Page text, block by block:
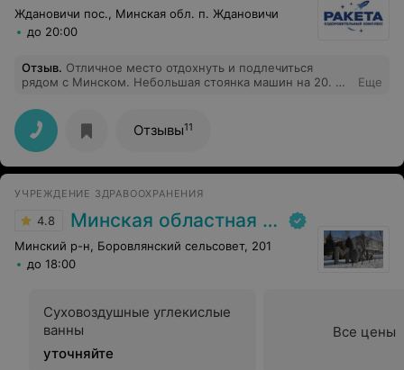
Ждановичи пос., Минская обл. п. Ждановичи
до 20:00
Отзыв. Отличное место отдохнуть и подлечиться
рядом с Минском. Небольшая стоянка машин на 20. 5
На территории спортзал, который вечерами в аренде
организациями. Бассейн 25метров, 3 дорожки,
доступен бесплатно для проживающих до 16-00.
Потом исключительно на платной основе. Столовая и
кафе в одном корпусе. Все сотрудники очень вежливы
умеют организовать себе досуг самостоятельно.
Еще
Отзывы11
УЧРЕЖДЕНИЕ ЗДРАВООХРАНЕНИЯ
4.8 Минская областная клиническая больница
Минский р-н, Боровлянский сельсовет, 201
до 18:00
Суховоздушные углекислые
ванны
уточняйте
Все цены